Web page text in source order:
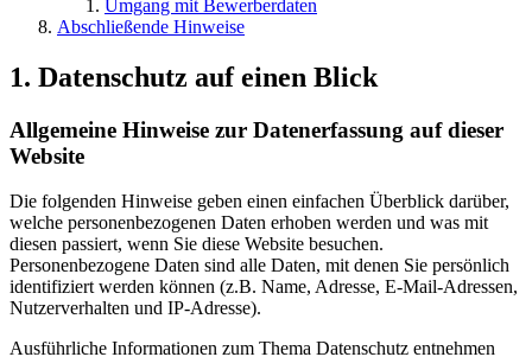
Umgang mit Bewerberdaten
Abschließende Hinweise
1. Datenschutz auf einen Blick
Allgemeine Hinweise zur Datenerfassung auf dieser
Website
Die folgenden Hinweise geben einen einfachen Überblick darüber,
welche personenbezogenen Daten erhoben werden und was mit
diesen passiert, wenn Sie diese Website besuchen.
Personenbezogene Daten sind alle Daten, mit denen Sie persönlich
identifiziert werden können (z.B. Name, Adresse, E-Mail-Adressen,
Nutzerverhalten und IP-Adresse).
Ausführliche Informationen zum Thema Datenschutz entnehmen